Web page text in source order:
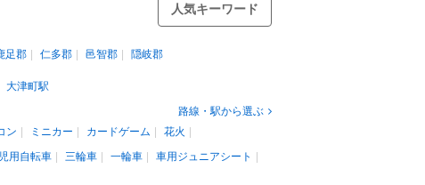
人気キーワード
足郡 仁多郡 邑智郡 隠岐郡
大津町駅
路線・駅から選ぶ
ン ミニカー カードゲーム
花火
用自転車 三輪車 一輪車
車用ジュニアシート